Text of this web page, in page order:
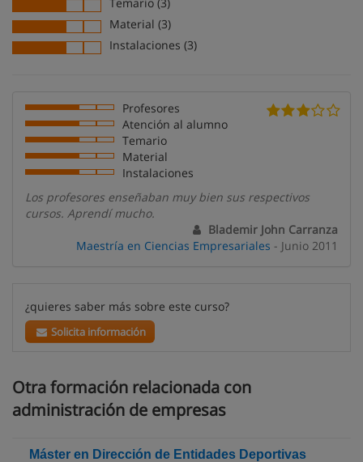
Material (3)
Instalaciones (3)
Profesores
Atención al alumno
Temario
Material
Instalaciones
Los profesores enseñaban muy bien sus respectivos
cursos. Aprendí mucho.
Blademir John Carranza
Maestría en Ciencias Empresariales - Junio 2011
¿quieres saber más sobre este curso?
Solicita información
Otra formación relacionada con
administración de empresas
Máster en Dirección de Entidades Deportivas